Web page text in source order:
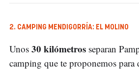
2. CAMPING MENDIGORRÍA: EL MOLINO
Unos 30 kilómetros separan
camping que te proponemos para